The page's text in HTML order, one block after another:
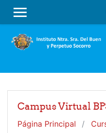
PANEL LATERAL
Campus Virtual
Página Principal